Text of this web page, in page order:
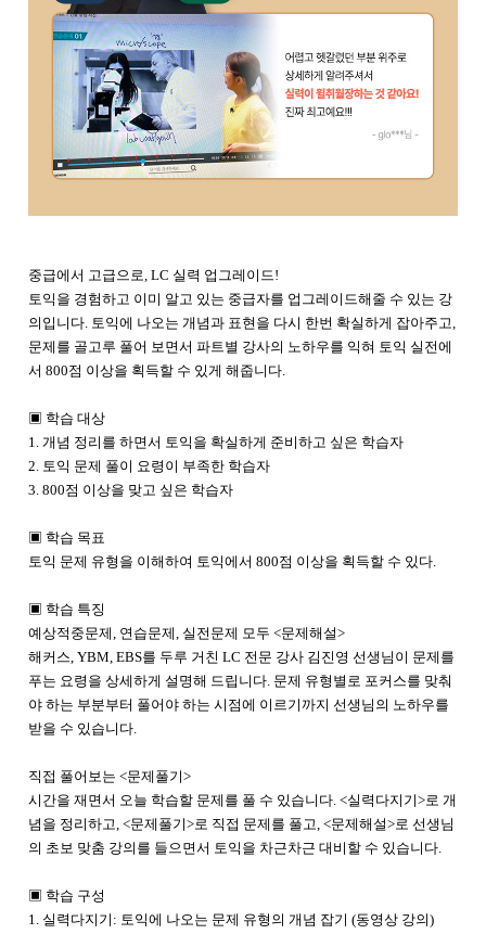
중급에서 고급으로, LC 실력 업그레이드!
토익을 경험하고 이미 알고 있는 중급자를 업그레이드해줄 수 있는 강
의입니다. 토익에 나오는 개념과 표현을 다시 한번 확실하게 잡아주고,
문제를 골고루 풀어 보면서 파트별 강사의 노하우를 익혀 토익 실전에
서 800점 이상을 획득할 수 있게 해줍니다.
▣ 학습 대상
1. 개념 정리를 하면서 토익을 확실하게 준비하고 싶은 학습자
2. 토익 문제 풀이 요령이 부족한 학습자
3. 800점 이상을 맞고 싶은 학습자
▣ 학습 목표
토익 문제 유형을 이해하여 토익에서 800점 이상을 획득할 수 있다.
▣ 학습 특징
예상적중문제, 연습문제, 실전문제 모두 <문제해설>
해커스, YBM, EBS를 두루 거친 LC 전문 강사 김진영 선생님이 문제를
푸는 요령을 상세하게 설명해 드립니다. 문제 유형별로 포커스를 맞춰
야 하는 부분부터 풀어야 하는 시점에 이르기까지 선생님의 노하우를
받을 수 있습니다.
직접 풀어보는 <문제풀기>
시간을 재면서 오늘 학습할 문제를 풀 수 있습니다. <실력다지기>로 개
념을 정리하고, <문제풀기>로 직접 문제를 풀고, <문제해설>로 선생님
의 초보 맞춤 강의를 들으면서 토익을 차근차근 대비할 수 있습니다.
▣ 학습 구성
1. 실력다지기: 토익에 나오는 문제 유형의 개념 잡기 (동영상 강의)